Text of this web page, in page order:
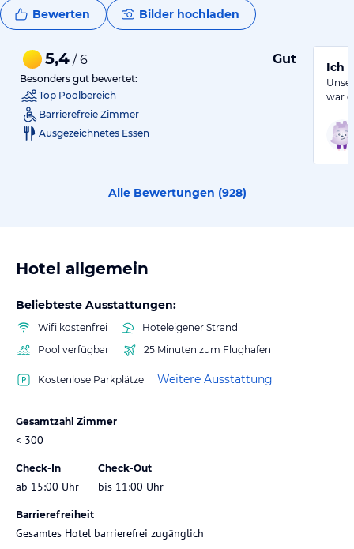
Bewerten Bilder hochladen
5,4 / 6 Gut
Besonders gut bewertet:
Top Poolbereich
Barrierefreie Zimmer
Ausgezeichnetes Essen
Ich
war
Alle Bewertungen (928)
Hotel allgemein
Beliebteste Ausstattungen:
Wifi kostenfrei
Hoteleigener Strand
Pool verfügbar
25 Minuten zum Flughafen
Kostenlose Parkplätze Weitere Ausstattung
Gesamtzahl Zimmer
< 300
Check-In
ab 15:00 Uhr
Check-Out
bis 11:00 Uhr
Barrierefreiheit
Gesamtes Hotel barrierefrei zugänglich